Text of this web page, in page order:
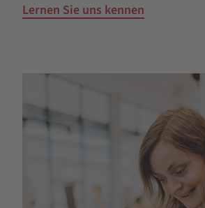
Lernen Sie uns kennen